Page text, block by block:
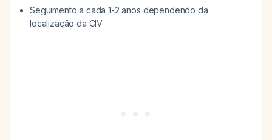
Seguimento a cada 1-2 anos dependendo da
localização da CIV